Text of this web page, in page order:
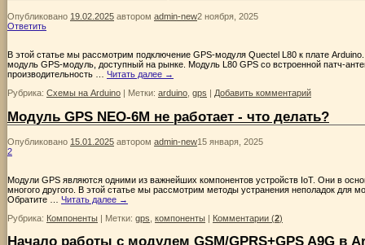
Опубликовано 19.02.2025 автором admin-new2 ноября, 2025
Ответить
В этой статье мы рассмотрим подключение GPS-модуля Quectel L80 к плате
модуль GPS-модуль, доступный на рынке. Модуль L80 GPS со встроенной патч-
производительность … Читать далее →
Рубрика: Схемы на Arduino | Метки: arduino gps | Добавить комментарий
Модуль GPS NEO-6M не работает - что делать?
Опубликовано 15.01.2025 автором admin-new15 января, 2025
2
Модули GPS являются одними из важнейших компонентов устройств IoT. Они в
многого другого. В этой статье мы рассмотрим методы устранения неполадок для
Обратите … Читать далее →
Рубрика: Компоненты | Метки: gps компоненты | Комментарии (2)
Начало работы с модулем GSM/GPRS+GPS A9G в